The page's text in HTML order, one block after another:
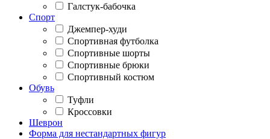
Галстук-бабочка
Спорт
Джемпер-худи
Спортивная футболка
Спортивные шорты
Спортивные брюки
Спортивный костюм
Обувь
Туфли
Кроссовки
Шеврон
Форма для нестандартных фигур